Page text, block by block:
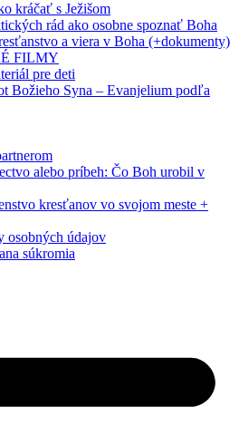
kráčať s Ježišom
rád ako osobne spoznať Boha
a viera v Boha (+dokumenty)
FILMY
pre deti
Syna – Evanjelium podľa
alebo príbeh: Čo Boh urobil v
kresťanov vo svojom meste +
osobných údajov
súkromia